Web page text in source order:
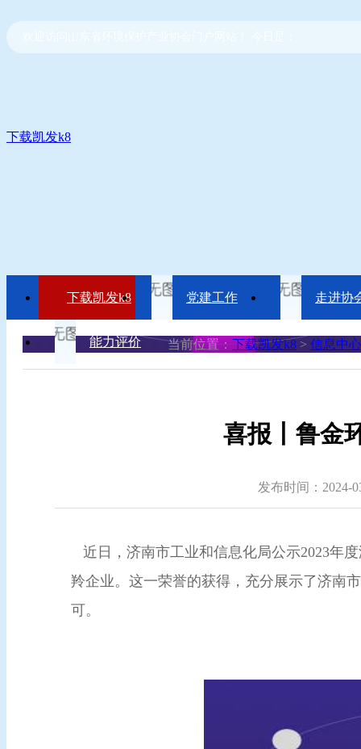
下载凯发k8
下载凯发k8 党建工作 走进协
能力评价 当前位置： 下载凯发k8 > 信息中心
喜报丨鲁金
发布时间：2024-
近日，济南市工业和信息化局公示2023年
羚企业。这一荣誉的获得，充分展示了济南
可。